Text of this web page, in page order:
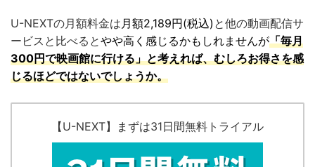
U-NEXTの月額料金は月額2,189円(税込) と他の動画配信サ
ービスと比べるとやや高く感じるかもしれませんが「毎月
300円で映画館に行ける」と考えれば、むしろお得さを感
じるほどではないでしょうか。
【U-NEXT】まずは31日間無料トライアル